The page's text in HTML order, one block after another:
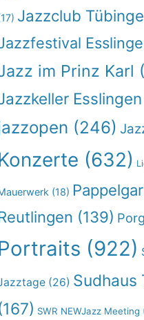
Jazzclub
im Prinz Karl
Esslingen
(246)
(632)
(18)
(139)
(922)
(26) Sudhaus
SWR NEWJazz Meeting